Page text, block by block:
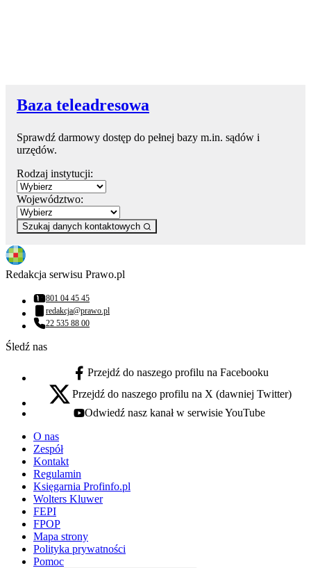
Baza teleadresowa
Sprawdź darmowy dostęp do pełnej bazy m.in. sądów i
urzędów.
Rodzaj instytucji:
Województwo:
Szukaj danych kontaktowych
Redakcja serwisu Prawo.pl
Numer telefonu:
801 04 45 45
Adres email:
redakcja@prawo.pl
Numer telefonu:
22 535 88 00
Śledź nas
facebook - otwiera się w nowej karcie
Przejdź do naszego profilu na Facebooku
x - otwiera się w nowej karcie
Przejdź do naszego profilu na X (dawniej Twitter)
youtube - otwiera się w nowej karcie
Odwiedź nasz kanał w serwisie YouTube
O nas
Zespół
Kontakt
Regulamin
Księgarnia Profinfo.pl
Wolters Kluwer
FEPI
FPOP
Mapa strony
Polityka prywatności
Pomoc